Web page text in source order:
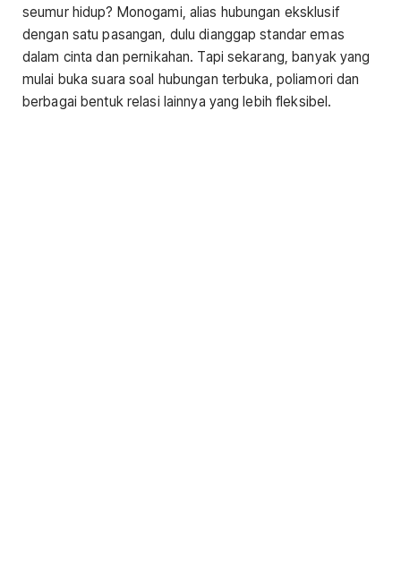
seumur hidup? Monogami, alias hubungan eksklusif
dengan satu pasangan, dulu dianggap standar emas
dalam cinta dan pernikahan. Tapi sekarang, banyak yang
mulai buka suara soal hubungan terbuka, poliamori dan
berbagai bentuk relasi lainnya yang lebih fleksibel.